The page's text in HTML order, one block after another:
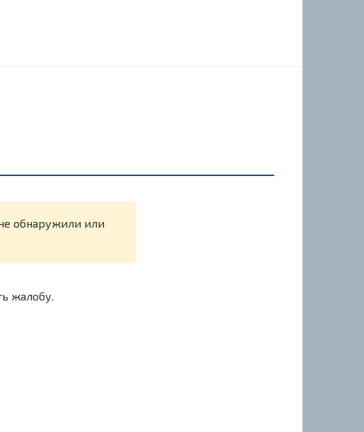
обнаружили или
жалобу.